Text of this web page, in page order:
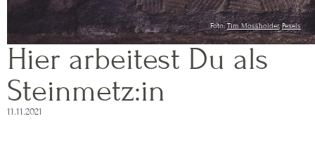
Foto:Tim Mossholder,Pexels
Hier arbeitest Du als
Steinmetz:in
11.11.2021